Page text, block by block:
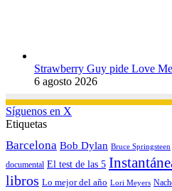
Strawberry Guy pide Love
6 agosto 2026
Síguenos en X
Etiquetas
Barcelona Bob Dylan Bruce Springsteen
documental El test de las 5
libros Lo mejor del año Lori Meyers